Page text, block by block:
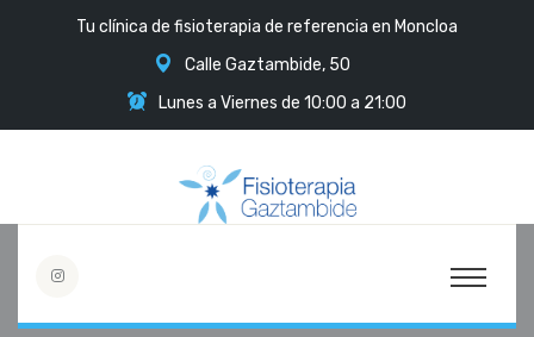
Tu clínica de fisioterapia de referencia en Moncloa
Calle Gaztambide, 50
Lunes a Viernes de 10:00 a 21:00